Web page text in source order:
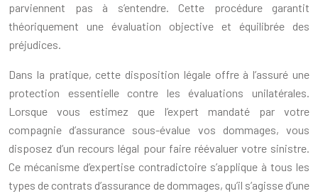
parviennent pas à s’entendre. Cette procédure garantit
théoriquement une évaluation objective et équilibrée des
préjudices.
Dans la pratique, cette disposition légale offre à l’assuré une
protection essentielle contre les évaluations unilatérales.
Lorsque vous estimez que l’expert mandaté par votre
compagnie d’assurance sous-évalue vos dommages, vous
disposez d’un recours légal pour faire réévaluer votre sinistre.
Ce mécanisme d’expertise contradictoire s’applique à tous les
types de contrats d’assurance de dommages, qu’il s’agisse d’une